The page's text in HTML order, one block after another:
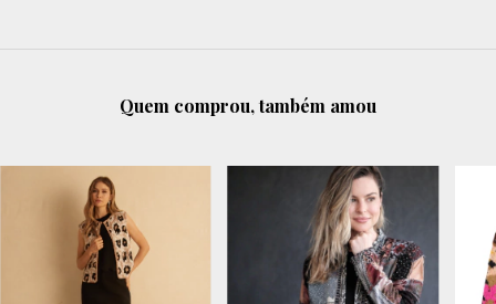
Quem comprou, também amou